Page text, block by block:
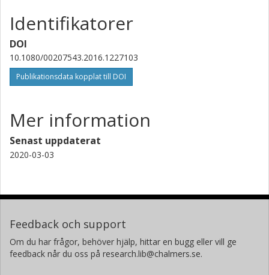
Identifikatorer
DOI
10.1080/00207543.2016.1227103
Publikationsdata kopplat till DOI
Mer information
Senast uppdaterat
2020-03-03
Feedback och support
Om du har frågor, behöver hjälp, hittar en bugg eller vill ge
feedback når du oss på research.lib@chalmers.se.